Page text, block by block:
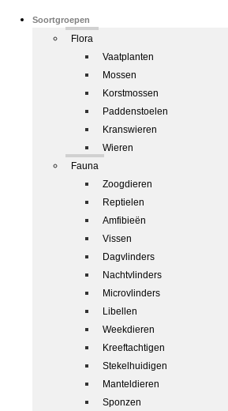
Soortgroepen
Flora
Vaatplanten
Mossen
Korstmossen
Paddenstoelen
Kranswieren
Wieren
Fauna
Zoogdieren
Reptielen
Amfibieën
Vissen
Dagvlinders
Nachtvlinders
Microvlinders
Libellen
Weekdieren
Kreeftachtigen
Stekelhuidigen
Manteldieren
Sponzen